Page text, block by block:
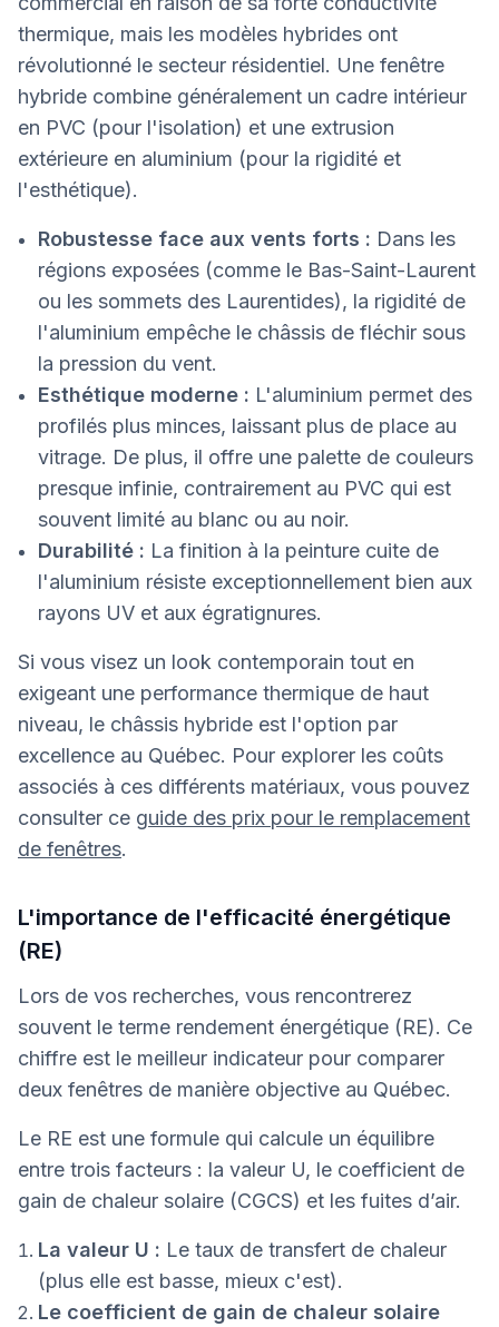
thermique, mais les modèles hybrides ont
révolutionné le secteur résidentiel. Une fenêtre
hybride combine généralement un cadre intérieur
en PVC (pour l'isolation) et une extrusion
extérieure en aluminium (pour la rigidité et
l'esthétique).
Robustesse face aux vents forts : Dans les
régions exposées (comme le Bas-Saint-Laurent
ou les sommets des Laurentides), la rigidité de
l'aluminium empêche le châssis de fléchir sous
la pression du vent.
Esthétique moderne : L'aluminium permet des
profilés plus minces, laissant plus de place au
vitrage. De plus, il offre une palette de couleurs
presque infinie, contrairement au PVC qui est
souvent limité au blanc ou au noir.
Durabilité : La finition à la peinture cuite de
l'aluminium résiste exceptionnellement bien aux
rayons UV et aux égratignures.
Si vous visez un look contemporain tout en
exigeant une performance thermique de haut
niveau, le châssis hybride est l'option par
excellence au Québec. Pour explorer les coûts
associés à ces différents matériaux, vous pouvez
consulter ce guide des prix pour le remplacement
de fenêtres.
L'importance de l'efficacité énergétique
(RE)
Lors de vos recherches, vous rencontrerez
souvent le terme rendement énergétique (RE). Ce
chiffre est le meilleur indicateur pour comparer
deux fenêtres de manière objective au Québec.
Le RE est une formule qui calcule un équilibre
entre trois facteurs : la valeur U, le coefficient de
gain de chaleur solaire (CGCS) et les fuites d’air.
La valeur U : Le taux de transfert de chaleur
(plus elle est basse, mieux c'est).
Le coefficient de gain de chaleur solaire